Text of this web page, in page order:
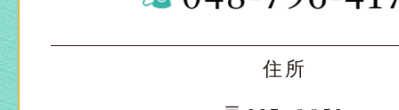
住所